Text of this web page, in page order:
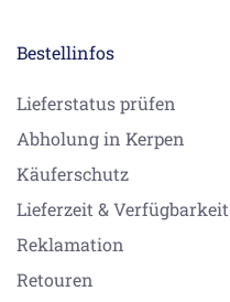
Bestellinfos
Lieferstatus prüfen
Abholung in Kerpen
Käuferschutz
Lieferzeit & Verfügbarkeit
Reklamation
Retouren